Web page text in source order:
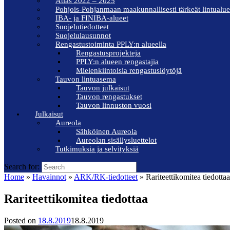
Pohjois-Pohjanmaan maakunnallisesti tärkeät
IBA- ja FINIBA-alueet
Suojelutiedotteet
Suojelulausunnot
Rengastustoiminta PPLY:n alueella
Rengastusprojekteja
PPLY:n alueen rengastajia
Mielenkiintoisia rengastuslöytöjä
Tauvon lintuasema
Tauvon julkaisut
Tauvon rengastukset
Tauvon linnuston vuosi
Julkaisut
Aureola
Sähköinen Aureola
Aureolan sisällysluettelot
Tutkimuksia ja selvityksiä
Search for:
Home » Havainnot » ARK/RK-tiedotteet » Rariteettikomitea tiedottaa
Rariteettikomitea tiedottaa
Posted on 18.8.201918.8.2019